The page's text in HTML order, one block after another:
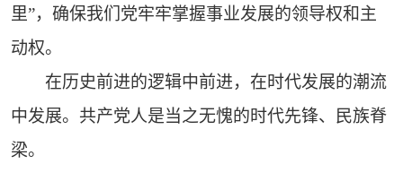
里”，确保我们党牢牢掌握事业发展的领导权和主
动权。
在历史前进的逻辑中前进，在时代发展的潮流
中发展。共产党人是当之无愧的时代先锋、民族脊
梁。